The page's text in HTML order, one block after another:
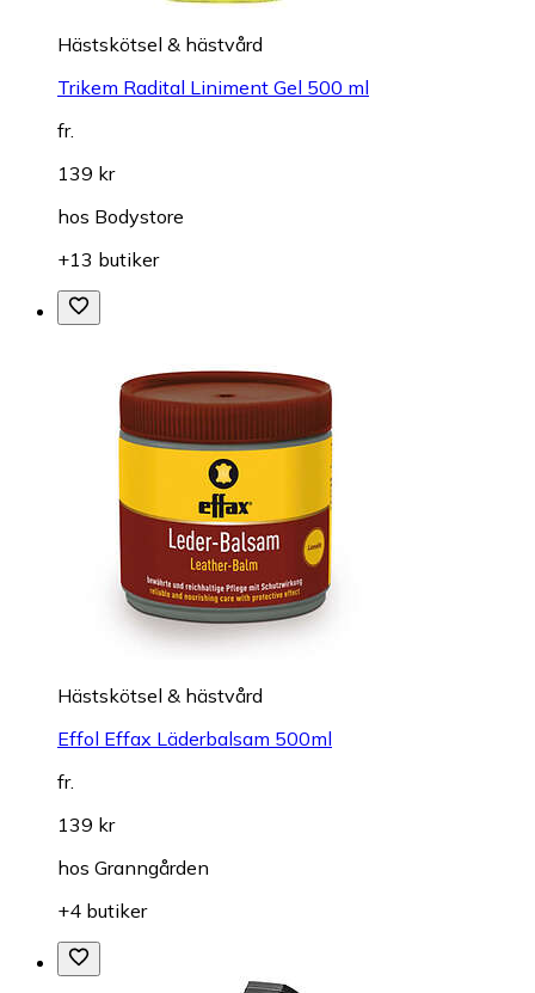
Hästskötsel & hästvård
Trikem Radital Liniment Gel 500 ml
fr.
139 kr
hos Bodystore
+13 butiker
Hästskötsel & hästvård
Effol Effax Läderbalsam 500ml
fr.
139 kr
hos Granngården
+4 butiker